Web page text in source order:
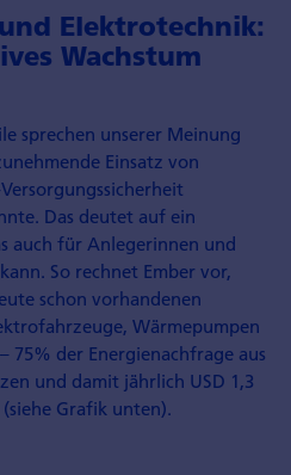
Elektrotechnik:
Wachstum
sprechen unserer Meinung
Einsatz von
Das deutet auf ein
auch für Anlegerinnen und
So rechnet Ember vor,
schon vorhandenen
Wärmepumpen
75% der Energienachfrage aus
und damit jährlich USD 1,3
Grafik unten).